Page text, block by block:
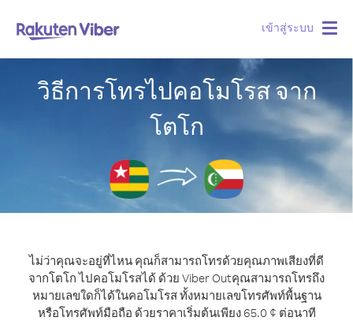
เข้าสู่ระบบ
วิธีการโทรไปคอโมโรส จาก
โตโก
ไม่ว่าคุณจะอยู่ที่ไหน คุณก็สามารถโทรด้วยคุณภาพเสียงที่ดี
จากโตโก ไปคอโมโรสได้ ด้วย Viber Outคุณสามารถโทรถึง
หมายเลขใดก็ได้ในคอโมโรส ทั้งหมายเลขโทรศัพท์พื้นฐาน
หรือโทรศัพท์มือถือ ด้วยราคาเริ่มต้นเพียง 65.0 ¢ ต่อนาที